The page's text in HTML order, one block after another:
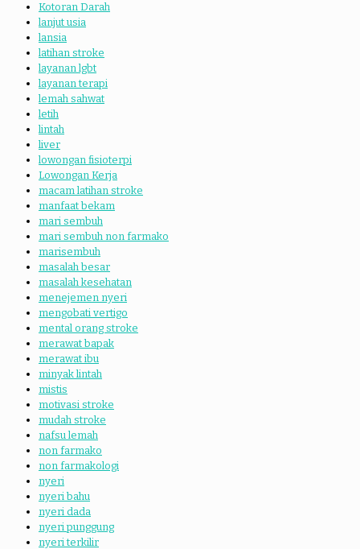
Kotoran Darah
lanjut usia
lansia
latihan stroke
layanan lgbt
layanan terapi
lemah sahwat
letih
lintah
liver
lowongan fisioterpi
Lowongan Kerja
macam latihan stroke
manfaat bekam
mari sembuh
mari sembuh non farmako
marisembuh
masalah besar
masalah kesehatan
menejemen nyeri
mengobati vertigo
mental orang stroke
merawat bapak
merawat ibu
minyak lintah
mistis
motivasi stroke
mudah stroke
nafsu lemah
non farmako
non farmakologi
nyeri
nyeri bahu
nyeri dada
nyeri punggung
nyeri terkilir